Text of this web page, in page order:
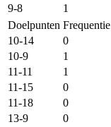
9-8
1
Doelpunten Frequentie
10-14
0
10-9
1
11-11
1
11-15
0
11-18
0
13-9
0